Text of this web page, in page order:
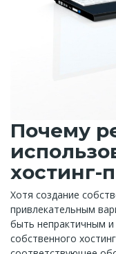
Почему
хостинг-
Хотя создание
привлекательным
быть непрактичным
собственного